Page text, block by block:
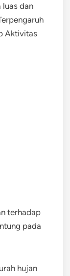
luas dan
Aktivitas
terhadap
pada
hujan